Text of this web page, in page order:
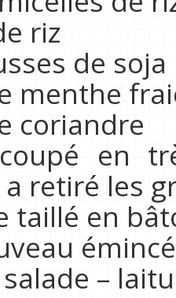
riz
de soja
menthe
coriandre
en
retiré les
taillé en
–